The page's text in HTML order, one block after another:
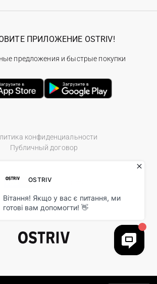
конфиденциальности
Публичный договор
Store. All Rights Reserved.
ПРИЛОЖЕНИЕ OSTRIV!
предложения и быстрые покупки